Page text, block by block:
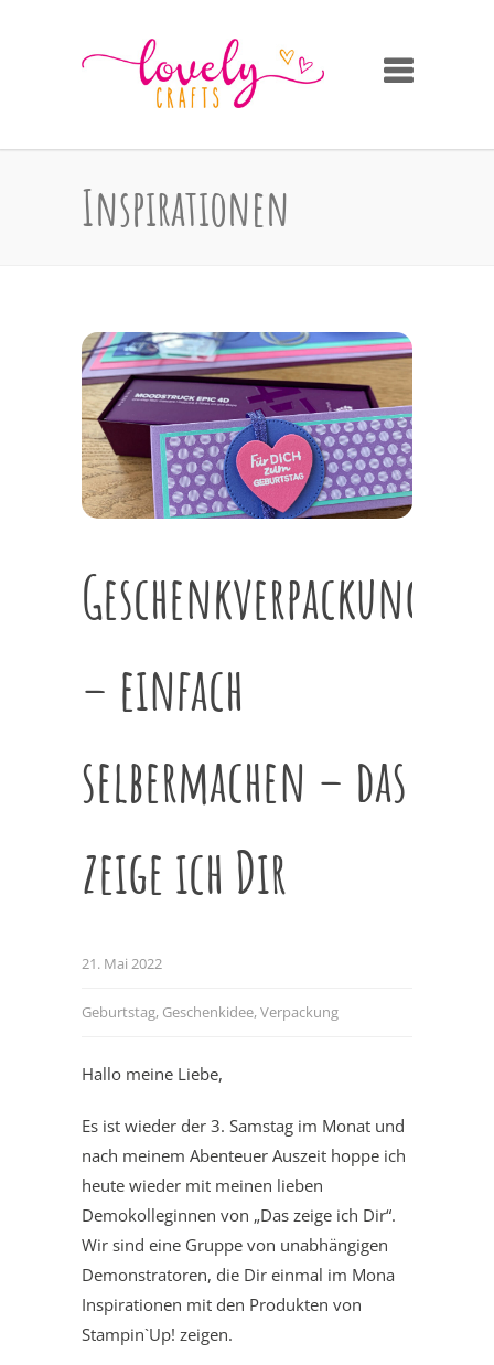
Inspirationen
Geschenkverpackung
– einfach
selbermachen – das
zeige ich Dir
21. Mai 2022
Geburtstag, Geschenkidee,Verpackung
Hallo meine Liebe,
Es ist wieder der 3. Samstag im Monat und
nach meinem Abenteuer Auszeit hoppe ich
heute wieder mit meinen lieben
Demokolleginnen von „Das zeige ich Dir“.
Wir sind eine Gruppe von unabhängigen
Demonstratoren, die Dir einmal im Mona
Inspirationen mit den Produkten von
Stampin`Up! zeigen.